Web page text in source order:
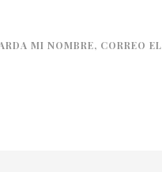
MI NOMBRE, CORREO